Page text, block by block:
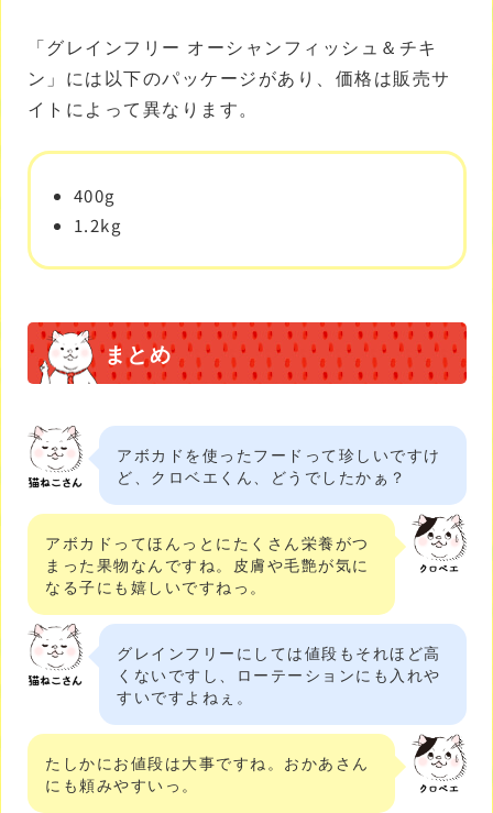
「グレインフリー オーシャンフィッシュ＆チキ
ン」には以下のパッケージがあり、価格は販売サ
イトによって異なります。
400g
1.2kg
まとめ
アボカドを使ったフードって珍しいですけ
ど、クロベエくん、どうでしたかぁ？
アボカドってほんっとにたくさん栄養がつ
まった果物なんですね。皮膚や毛艶が気に
なる子にも嬉しいですねっ。
グレインフリーにしては値段もそれほど高
くないですし、ローテーションにも入れや
すいですよねぇ。
たしかにお値段は大事ですね。おかあさん
にも頼みやすいっ。